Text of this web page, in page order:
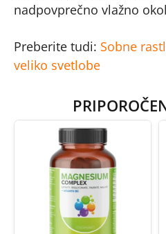
nadpovprečno vlažno
Preberite tudi: Sobne
veliko svetlobe